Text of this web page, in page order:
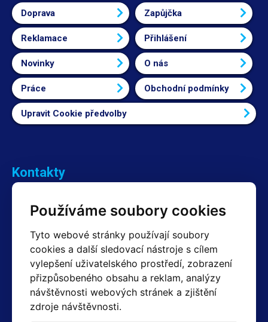
Používáme soubory cookies
Tyto webové stránky používají soubory
cookies a další sledovací nástroje s cílem
vylepšení uživatelského prostředí, zobrazení
přizpůsobeného obsahu a reklam, analýzy
návštěvnosti webových stránek a zjištění
zdroje návštěvnosti.
Doprava Zapůjčka
Reklamace Přihlášení
Novinky O nás
Práce Obchodní podmínky
Upravit Cookie předvolby
Kontakty
+420 603 357 606 +420 605 234 204
Fakturační a expediční oddělení
+420 605 259 759 (Po–Pá: 7:30 – 15:00)
Technické oddělení
+420 603 355 085 (Po–Pá: 8:00 – 16:00)
servis@hotair.cz